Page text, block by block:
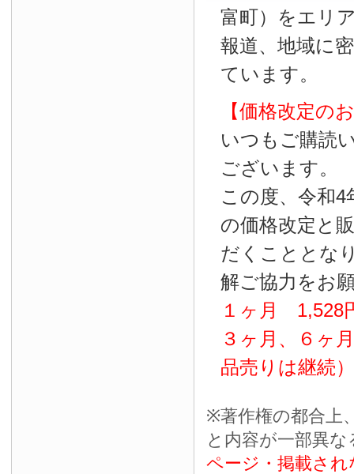
富町）をエリ
報道、地域に
ています。
【価格改定の
いつもご購読
ございます。
この度、令和4
の価格改定と
だくこととな
解ご協力をお
１ヶ月 1,528
３ヶ月、６ヶ
品売りは継続）
※著作権の都合上
と内容が一部異な
ページ・掲載され